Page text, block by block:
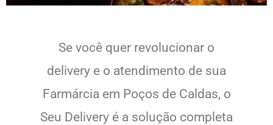
Se você quer revolucionar o
delivery e o atendimento de sua
Farmárcia em Poços de Caldas, o
Seu Delivery é a solução completa